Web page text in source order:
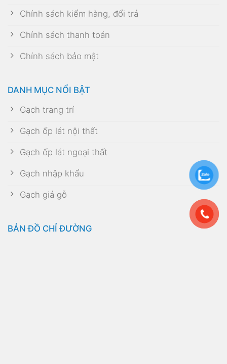
Chính sách kiểm hàng, đổi trả
Chính sách thanh toán
Chính sách bảo mật
DANH MỤC NỔI BẬT
Gạch trang trí
Gạch ốp lát nội thất
Gạch ốp lát ngoại thất
Gạch nhập khẩu
Gạch giả gỗ
BẢN ĐỒ CHỈ ĐƯỜNG